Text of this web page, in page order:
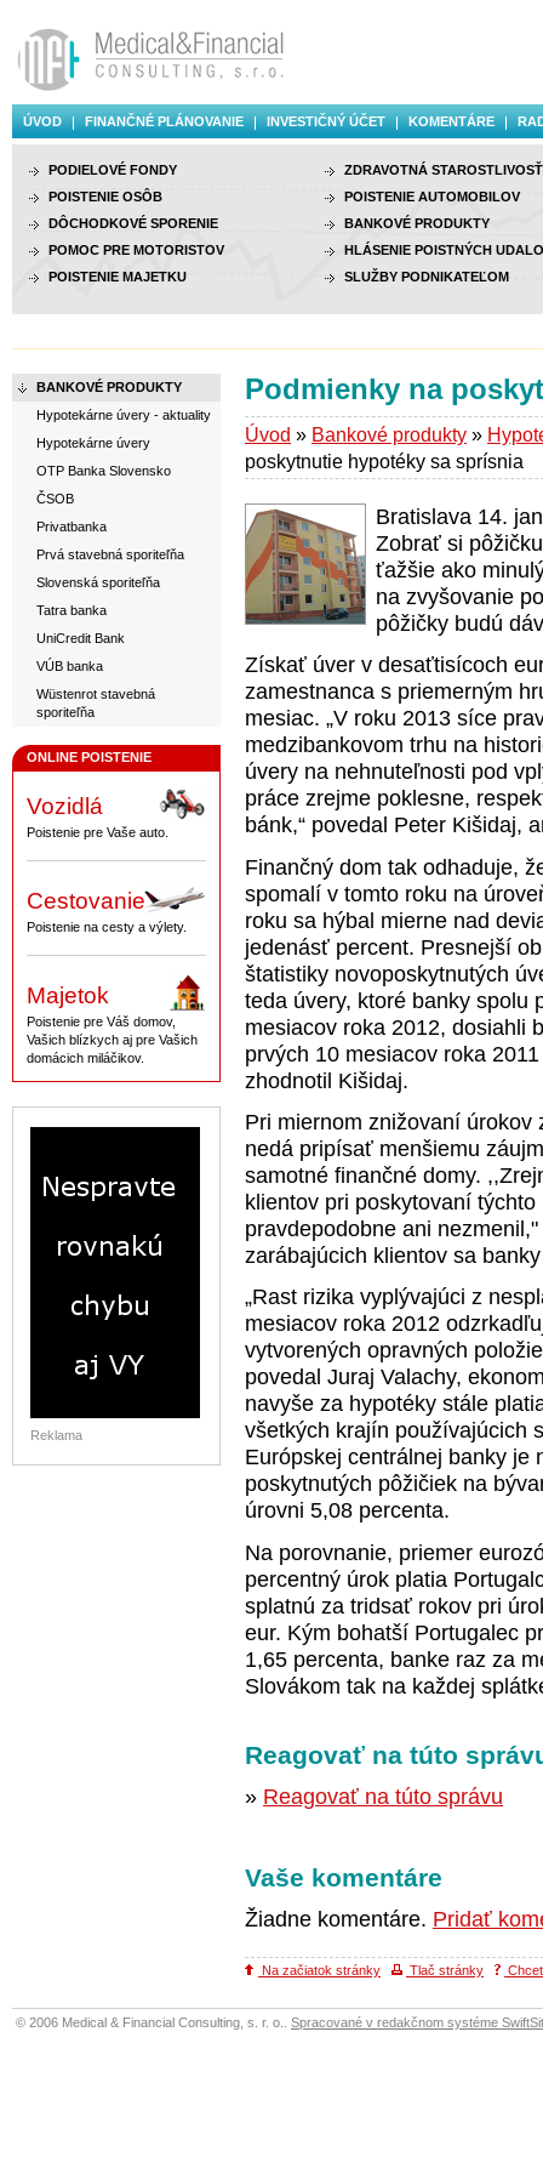
ÚVOD FINANČNÉ PLÁNOVANIE INVESTIČNÝ ÚČET KOMENTÁRE
PODIELOVÉ FONDY
POISTENIE OSÔB
DÔCHODKOVÉ SPORENIE
POMOC PRE MOTORISTOV
POISTENIE MAJETKU
ZDRAVOTNÁ STAROSTLIVOSŤ
POISTENIE AUTOMOBILOV
BANKOVÉ PRODUKTY
HLÁSENIE POISTNÝCH
SLUŽBY PODNIKATEĽOM
BANKOVÉ PRODUKTY
Hypotekárne úvery - aktuality
Hypotekárne úvery
OTP Banka Slovensko
ČSOB
Privatbanka
Prvá stavebná sporiteľňa
Slovenská sporiteľňa
Tatra banka
UniCredit Bank
VÚB banka
Wüstenrot stavebná
sporiteľňa
ONLINE POISTENIE
Vozidlá
Poistenie pre Vaše auto.
Cestovanie
Poistenie na cesty a výlety.
Majetok
Poistenie pre Váš domov,
Vašich blízkych aj pre Vašich
domácich miláčikov.
Reklama
Podmienky na
Úvod » Bankové produkty »
poskytnutie hypotéky sa sprísnia
Bratislava 14.
Zobrať si
ťažšie ako
na zvyšovanie
pôžičky budú
Získať úver v desaťtisícoch
zamestnanca s priemerným
mesiac. „V roku 2013 síce
medzibankovom trhu na
úvery na nehnuteľnosti pod
práce zrejme poklesne,
bánk,“ povedal Peter Kišidaj,
Finančný dom tak odhaduje,
spomalí v tomto roku na
roku sa hýbal mierne nad
jedenásť percent. Presnejší
štatistiky novoposkytnutých
teda úvery, ktoré banky spolu
mesiacov roka 2012, dosiahli
prvých 10 mesiacov roka
zhodnotil Kišidaj.
Pri miernom znižovaní úrokov
nedá pripísať menšiemu
samotné finančné domy.
klientov pri poskytovaní
pravdepodobne ani
zarábajúcich klientov sa
„Rast rizika vyplývajúci z
mesiacov roka 2012
vytvorených opravných
povedal Juraj Valachy,
navyše za hypotéky stále
všetkých krajín používajúcich
Európskej centrálnej banky je
poskytnutých pôžičiek na
úrovni 5,08 percenta.
Na porovnanie, priemer
percentný úrok platia
splatnú za tridsať rokov pri
eur. Kým bohatší Portugalec
1,65 percenta, banke raz za
Slovákom tak na každej
Reagovať na túto
» Reagovať na túto správu
Vaše komentáre
Žiadne komentáre. Pridať
Na začiatok stránky Tlač stránky
© 2006 Medical & Financial Consulting, s. r. o.. Spracované v redakčnom systéme